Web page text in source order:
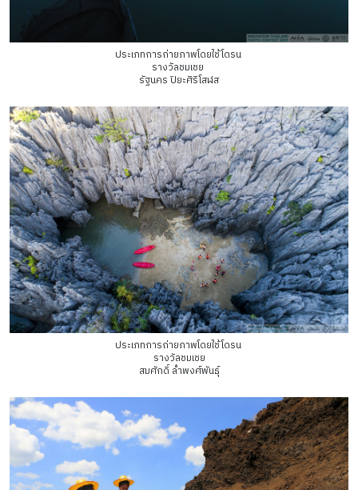
ประเภทการถ่ายภาพโดยใช้โดรน
รางวัลชมเชย
รัฐนคร ปิยะศิริโสฬส
ประเภทการถ่ายภาพโดยใช้โดรน
รางวัลชมเชย
สมศักดิ์ ล่ำพงศ์พันธุ์